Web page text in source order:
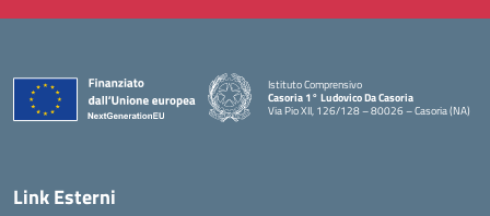
Istituto Comprensivo
Casoria 1° Ludovico Da Casoria
Via Pio XII, 126/128 – 80026 – Casoria (NA)
Link Esterni